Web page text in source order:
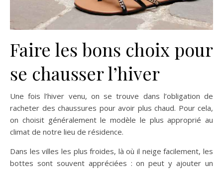
Faire les bons choix pour
se chausser l’hiver
Une fois l’hiver venu, on se trouve dans l’obligation de
racheter des chaussures pour avoir plus chaud. Pour cela,
on choisit généralement le modèle le plus approprié au
climat de notre lieu de résidence.
Dans les villes les plus froides, là où il neige facilement, les
bottes sont souvent appréciées : on peut y ajouter un